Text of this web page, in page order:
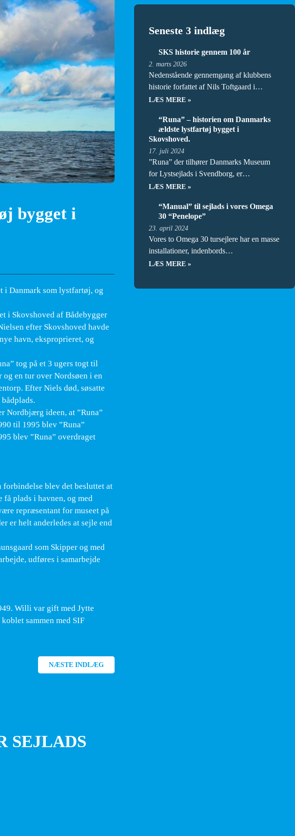
bygget i
i Danmark som lystfartøj, og
i Skovshoved af Bådebygger
efter Skovshoved havde
havn, eksproprieret, og
tog på et 3 ugers togt til
en tur over Nordsøen i en
Efter Niels død, søsatte
Nordbjærg ideen, at ”Runa”
til 1995 blev ”Runa”
blev ”Runa” overdraget
forbindelse blev det besluttet at
få plads i havnen, og med
repræsentant for museet på
er helt anderledes at sejle end
som Skipper og med
udføres i samarbejde
Willi var gift med Jytte
sammen med SIF
NÆSTE INDLÆG
Seneste 3 indlæg
SKS historie gennem 100 år
2. marts 2026
Nedenstående gennemgang af klubbens
historie forfattet af Nils Toftgaard i…
LÆS MERE »
“Runa” – historien om Danmarks
ældste lystfartøj bygget i
Skovshoved.
17. juli 2024
”Runa” der tilhører Danmarks Museum
for Lystsejlads i Svendborg, er…
LÆS MERE »
“Manual” til sejlads i vores Omega
30 “Penelope”
23. april 2024
Vores to Omega 30 tursejlere har en masse
installationer, indenbords…
LÆS MERE »
SEJLADS